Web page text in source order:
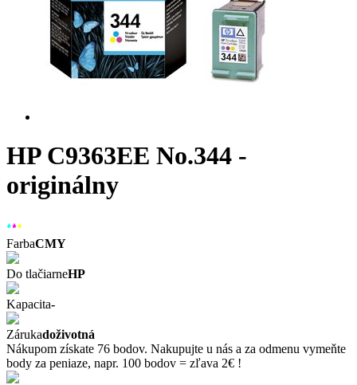
HP C9363EE No.344 -
originálny
FarbaCMY
Do tlačiarneHP
Kapacita-
Zárukadoživotná
Nákupom získate 76 bodov. Nakupujte u nás a za odmenu vymeňte
body za peniaze, napr. 100 bodov = zľava 2€ !